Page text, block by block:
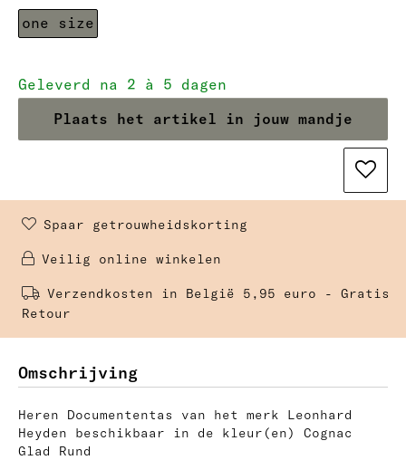
one size
Geleverd na 2 à 5 dagen
Plaats het artikel in jouw mandje
Spaar getrouwheidskorting
Veilig online winkelen
Verzendkosten in België 5,95 euro - Gratis
Retour
Omschrijving
Heren Documententas van het merk Leonhard
Heyden beschikbaar in de kleur(en) Cognac
Glad Rund